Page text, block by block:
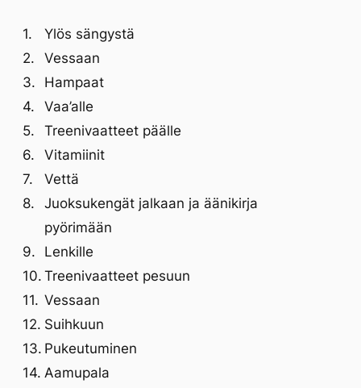
Ylös sängystä
Vessaan
Hampaat
Vaa’alle
Treenivaatteet päälle
Vitamiinit
Vettä
Juoksukengät jalkaan ja äänikirja
pyörimään
Lenkille
Treenivaatteet pesuun
Vessaan
Suihkuun
Pukeutuminen
Aamupala